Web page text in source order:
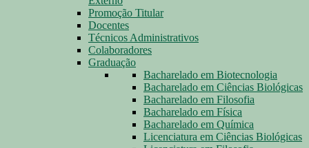
Promoção Titular
Docentes
Técnicos Administrativos
Colaboradores
Graduação
Bacharelado em Biotecnologia
Bacharelado em Ciências Biológicas
Bacharelado em Filosofia
Bacharelado em Física
Bacharelado em Química
Licenciatura em Ciências Biológicas